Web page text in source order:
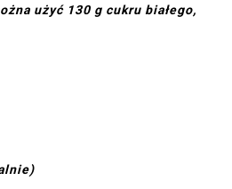
użyć 130 g cukru białego,